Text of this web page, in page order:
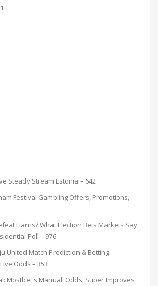
Steady Stream Estonia – 642
Festival Gambling Offers, Promotions,
Harris? What Election Bets Markets Say
Poll – 976
United Match Prediction & Betting
Odds – 353
Mostbet's Manual, Odds, Super Improves